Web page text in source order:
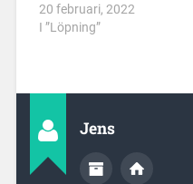
20 februari, 2022
I ”Löpning”
Jens